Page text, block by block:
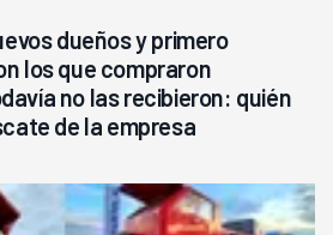
dueños y primero
los que compraron
no las recibieron: quién
de la empresa